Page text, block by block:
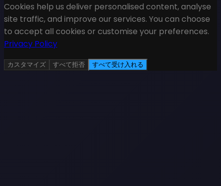
Cookies help us deliver personalised content, analyse
site traffic, and improve our services. You can choose
to accept all cookies or customise your preferences.
Privacy Policy
カスタマイズ すべて拒否 すべて受け入れる